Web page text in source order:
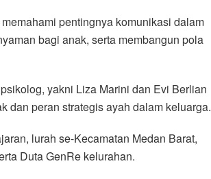
pentingnya komunikasi dalam
bagi anak, serta membangun pola
yakni Liza Marini dan Evi Berlian
dan peran strategis ayah dalam keluarga.
lurah se-Kecamatan Medan Barat,
Duta GenRe kelurahan.